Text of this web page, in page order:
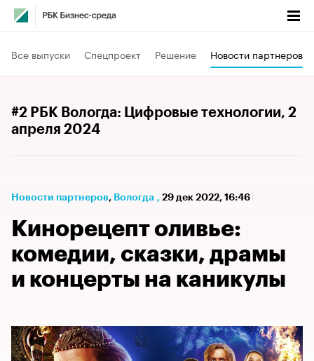
Все выпуски Спецпроект Решение Новости партнеров
#2 РБК Вологда: Цифровые технологии, 2
апреля 2024
Новости партнеров⁠, Вологда , 29 дек 2022, 16:46
Кинорецепт оливье:
комедии, сказки, драмы
и концерты на каникулы